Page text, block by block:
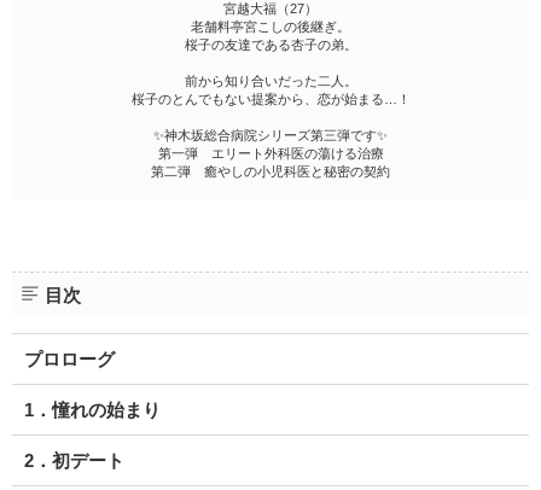
宮越大福（27）
老舗料亭宮こしの後継ぎ。
桜子の友達である杏子の弟。
前から知り合いだった二人。
桜子のとんでもない提案から、恋が始まる…！
✨神木坂総合病院シリーズ第三弾です✨
第一弾 エリート外科医の蕩ける治療
第二弾 癒やしの小児科医と秘密の契約
目次
プロローグ
1．憧れの始まり
2．初デート